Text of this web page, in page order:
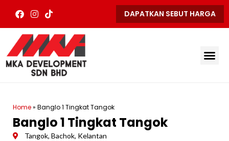
F
a
c
e
b
o
o
I
n
s
t
g
r
a
T
i
k
t
o
k
DAPATKAN SEBUT HARGA
Home» Banglo 1 Tingkat Tangok
Banglo 1 Tingkat Tangok
Tangok, Bachok, Kelantan